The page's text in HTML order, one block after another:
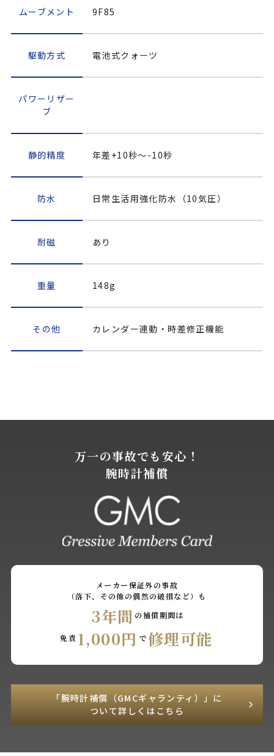
ムーブメント 9F85
駆動方式 電池式クォーツ
パワーリザー
ブ
静的精度 年差+10秒～-10秒
防水 日常生活用強化防水（10気圧）
耐磁 あり
重量 148g
その他 カレンダー連動・時差修正機能
万一の事故でも安心！
腕時計補償
メーカー保証外の事故
（落下、その他の偶然の破損など）も
3年間 の補償期間は
免責 1,000円 で修理可能
「腕時計補償（GMCギャランティ）」に
ついて詳しくはこちら